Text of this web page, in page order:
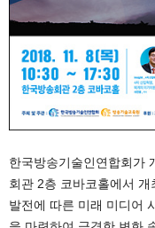
한국방송기술인연합회가
회관 2층 코바코홀에서
발전에 따른 미래 미디어